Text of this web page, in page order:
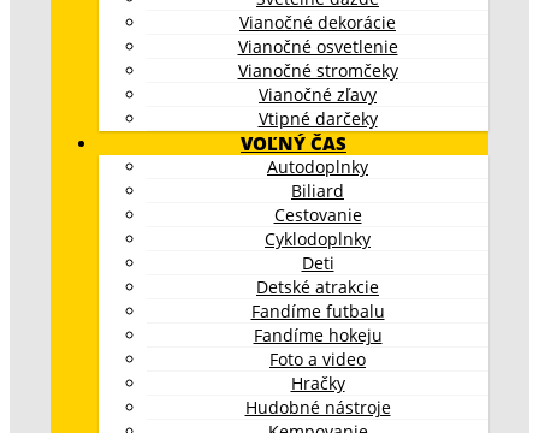
Vianočné dekorácie
Vianočné osvetlenie
Vianočné stromčeky
Vianočné zľavy
Vtipné darčeky
VOĽNÝ ČAS
Autodoplnky
Biliard
Cestovanie
Cyklodoplnky
Deti
Detské atrakcie
Fandíme futbalu
Fandíme hokeju
Foto a video
Hračky
Hudobné nástroje